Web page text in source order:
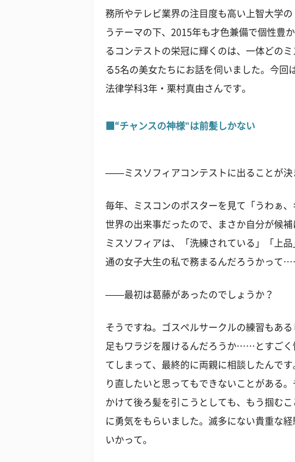
務所やテレビ業界の注目度も高い上智大学
うテーマの下、2015年も才色兼備で個性豊
るコンテストの栄冠に輝くのは、一体どの
る5名の美女たちにお話を伺いました。今回
法律学科3年・栗村真由さんです。
■“チャンスの神様"は前髪しかない
——ミスソフィアコンテストに出ることが決
毎年、ミスコンのポスターを見て「うわぁ
世界の出来事だったので、まさか自分が候
ミスソフィアは、「洗練されている」「上
通の女子大生の私で務まるんだろうかって
——最初は葛藤があったのでしょうか？
そうですね。ゴスペルサークルの練習もあ
足もワラジを履けるんだろうか……とすごく
てしまって、最終的に両親に相談したんで
り直したいと思ってもできないことがある
かけて後ろ髪を引こうとしても、もう掴む
に勇気をもらいました。滅多にない貴重な
いかって。